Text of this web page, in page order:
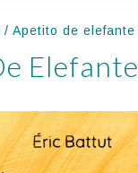
/ Apetito de elefante
Elefante